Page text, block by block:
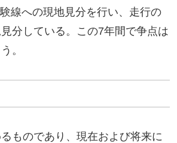
線への現地見分を行い、走行の
分している。この7年間で争点は
。
ものであり、現在および将来に